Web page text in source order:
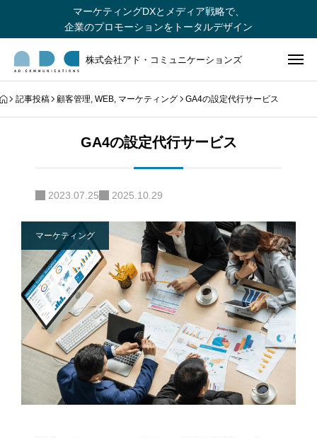
マーケティングDXとメディア戦略で、
企業のプロモーションをトータルデザイン
株式会社アド・コミュニケーションズ
記事投稿 顧客管理,WEB, マーケティング GA4の設定代行サービス
GA4の設定代行サービス
2023.07.25 2025.10.29
マーケティング